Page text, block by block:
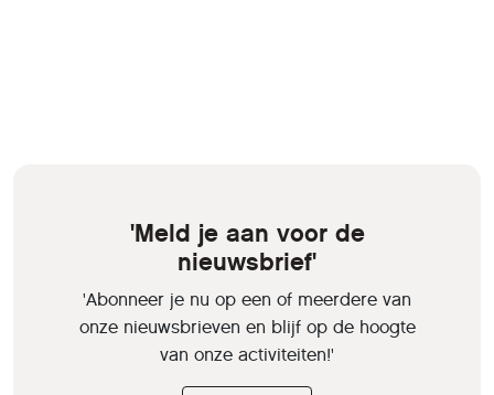
'Meld je aan voor de
nieuwsbrief'
'Abonneer je nu op een of meerdere van
onze nieuwsbrieven en blijf op de hoogte
van onze activiteiten!'